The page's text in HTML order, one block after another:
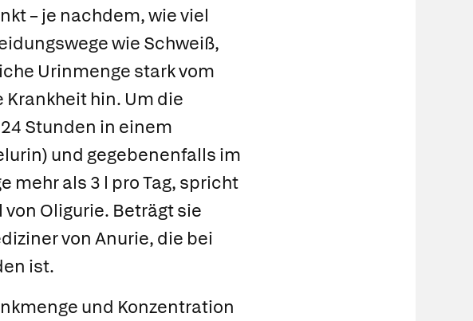
– je nachdem, wie viel
wie Schweiß,
Urinmenge stark vom
hin. Um die
Stunden in einem
) und gegebenenfalls im
mehr als 3 l pro Tag, spricht
von Oligurie. Beträgt sie
von Anurie, die bei
ist.
und Konzentration